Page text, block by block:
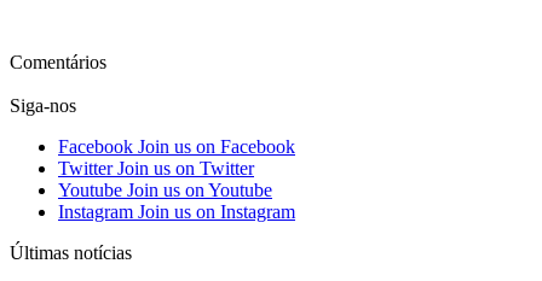
Comentários
Siga-nos
Facebook Join us on Facebook
Twitter Join us on Twitter
Youtube Join us on Youtube
Instagram Join us on Instagram
Últimas notícias